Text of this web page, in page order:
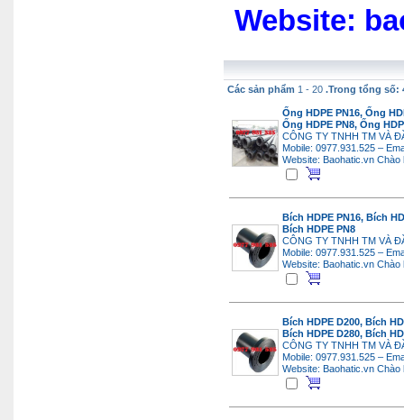
Website:
Các sản phẩm 1 - 20 .Trong tổng số:
Ống HDPE PN16, Ống
Ống HDPE PN8, Ống
CÔNG TY TNHH TM VÀ
Mobile: 0977.931.525 –
Website: Baohatic.vn Chào
Bích HDPE PN16, Bích
Bích HDPE PN8
CÔNG TY TNHH TM VÀ
Mobile: 0977.931.525 –
Website: Baohatic.vn Chào
Bích HDPE D200, Bích
Bích HDPE D280, Bích
CÔNG TY TNHH TM VÀ
Mobile: 0977.931.525 –
Website: Baohatic.vn Chào